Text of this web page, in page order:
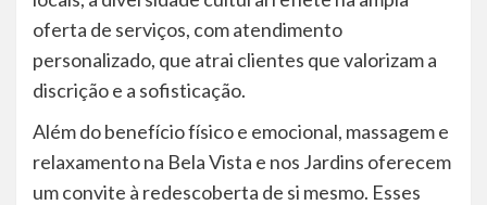
oferta de serviços, com atendimento
personalizado, que atrai clientes que valorizam a
discrição e a sofisticação.
Além do benefício físico e emocional, massagem e
relaxamento na Bela Vista e nos Jardins oferecem
um convite à redescoberta de si mesmo. Esses